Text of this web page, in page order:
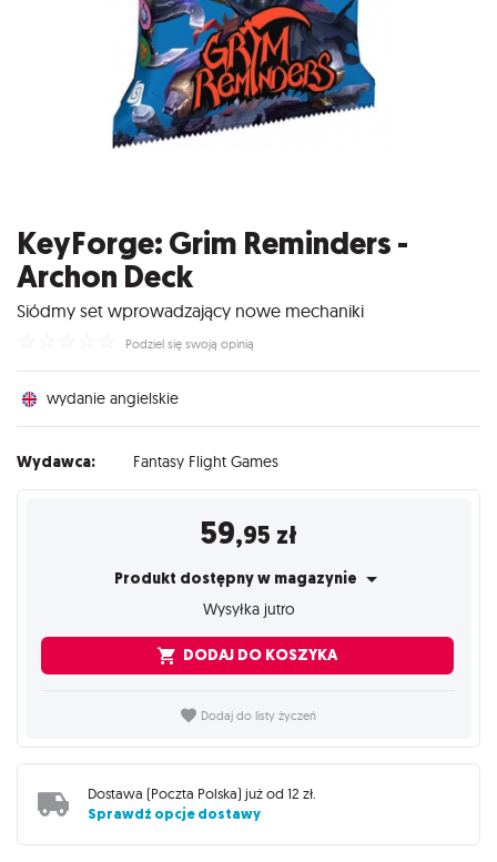
KeyForge: Grim Reminders -
Archon Deck
Siódmy set wprowadzający nowe mechaniki
Podziel się swoją opinią
wydanie angielskie
Wydawca: Fantasy Flight Games
59,95 zł
Produkt dostępny w magazynie
Wysyłka jutro
DODAJ DO KOSZYKA
Dodaj do listy życzeń
Dostawa (Poczta Polska) już od 12 zł.
Sprawdź opcje dostawy